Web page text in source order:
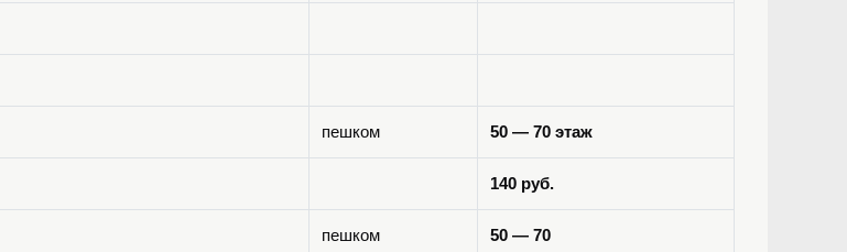
пешком 50 — 70 этаж
140 руб.
пешком 50 — 70